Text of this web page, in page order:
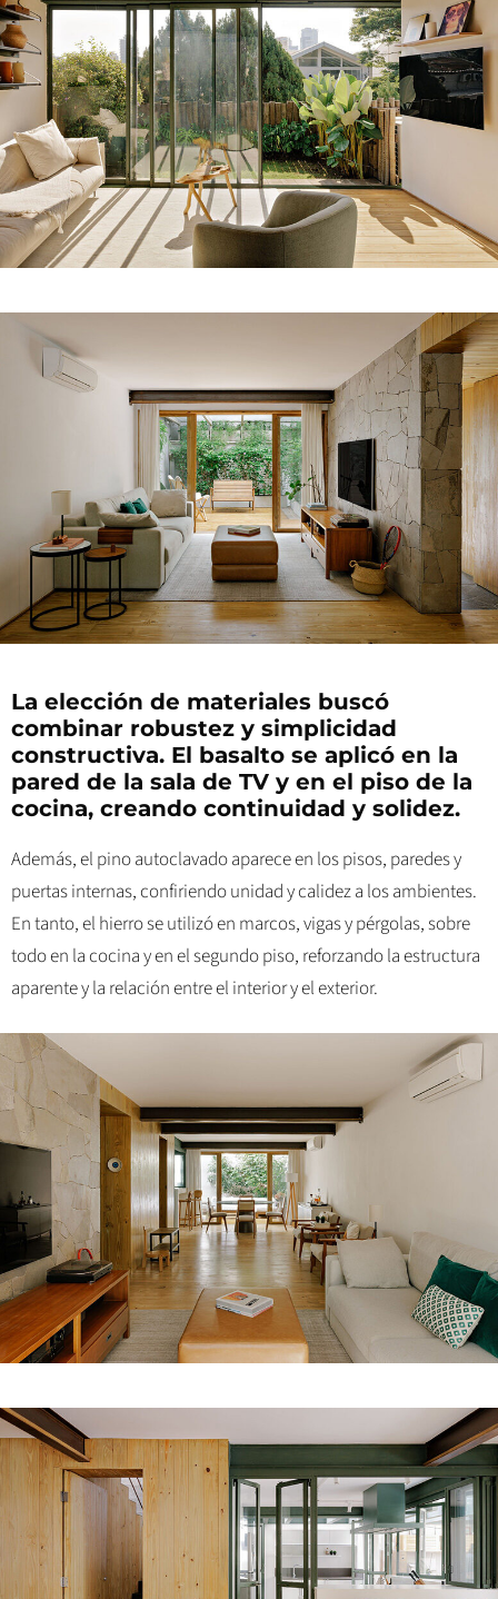
La elección de materiales buscó
combinar robustez y simplicidad
constructiva. El basalto se aplicó en la
pared de la sala de TV y en el piso de la
cocina, creando continuidad y solidez.
Además, el pino autoclavado aparece en los pisos, paredes y
puertas internas, confiriendo unidad y calidez a los ambientes.
En tanto, el hierro se utilizó en marcos, vigas y pérgolas, sobre
todo en la cocina y en el segundo piso, reforzando la estructura
aparente y la relación entre el interior y el exterior.